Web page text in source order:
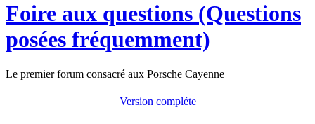
Foire aux questions (Questions
posées fréquemment)
Le premier forum consacré aux Porsche Cayenne
Version compléte